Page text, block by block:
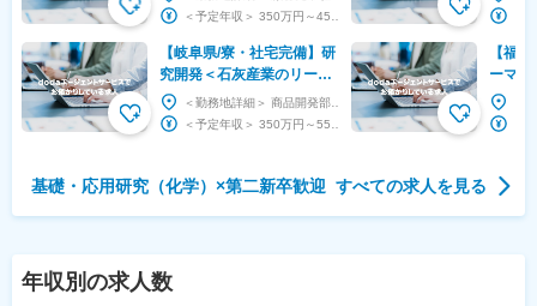
【岐阜県/寮・社宅完備】研
究開発＜石灰産業のリーデ
ィングカンパニー等＞◇残
業ほぼ無し/転勤無し
寮・社
【福
ーマ
レック
基礎・応用研究（化学） ×第二新卒歓迎 すべての求人を見る
年収別の求人数